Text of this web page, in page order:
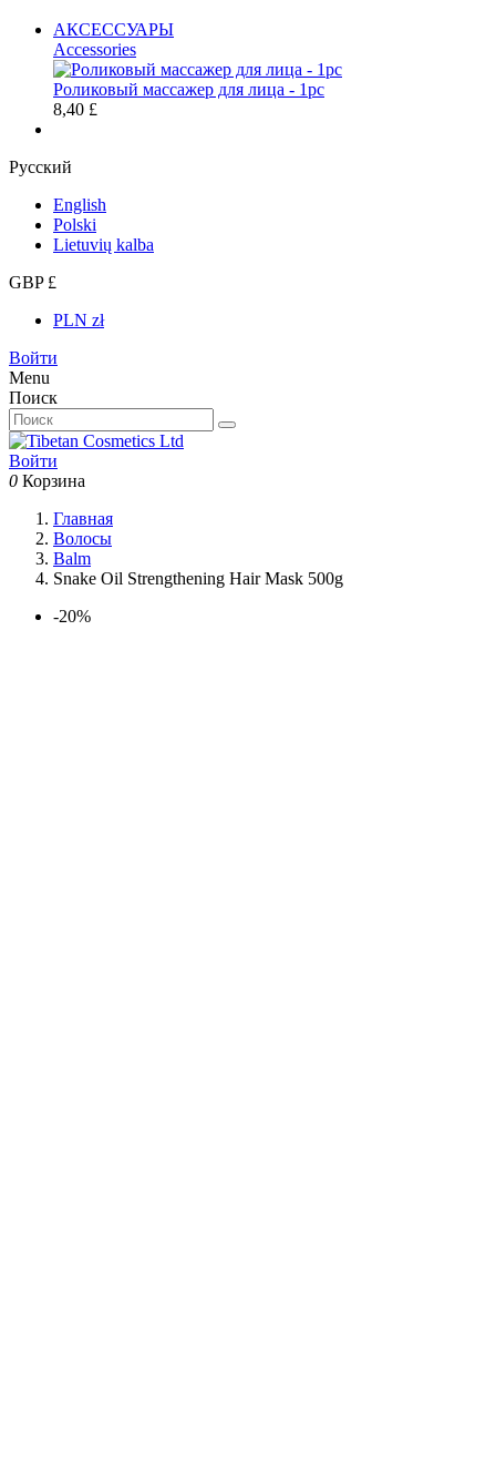
АКСЕССУАРЫ
Accessories
Роликовый массажер для лица - 1pc
8,40 £
Русский
English
Polski
Lietuvių kalba
GBP £
PLN zł
Войти
Menu
Поиск
Войти
0 Корзина
Главная
Волосы
Balm
Snake Oil Strengthening Hair Mask 500g
-20%